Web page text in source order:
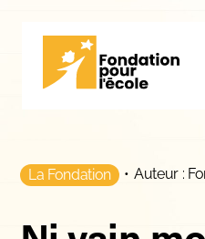
La Fondation • Auteur :